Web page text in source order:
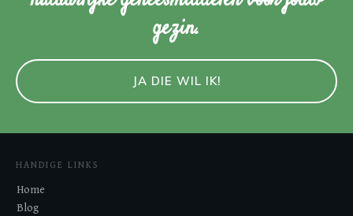
gezin.
JA DIE WIL IK!
HANDIGE LINKS
Home
Blog